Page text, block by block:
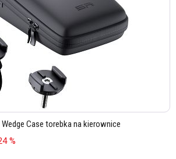
Case torebka na kierownice
%